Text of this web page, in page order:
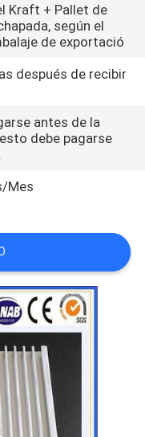
Kraft + Pallet de
según el
de exportació
después de recibir
antes de la
debe pagarse
Mes